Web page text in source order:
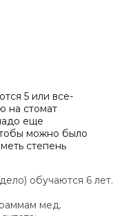
5 или все-
на стомат
еще
можно было
степень
обучаются 6 лет.
мед.